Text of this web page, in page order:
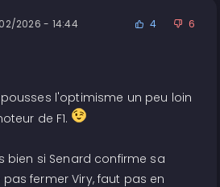
2026 - 14:44 4 6
l'optimisme un peu loin
de F1.
bien si Senard confirme sa
fermer Viry, faut pas en